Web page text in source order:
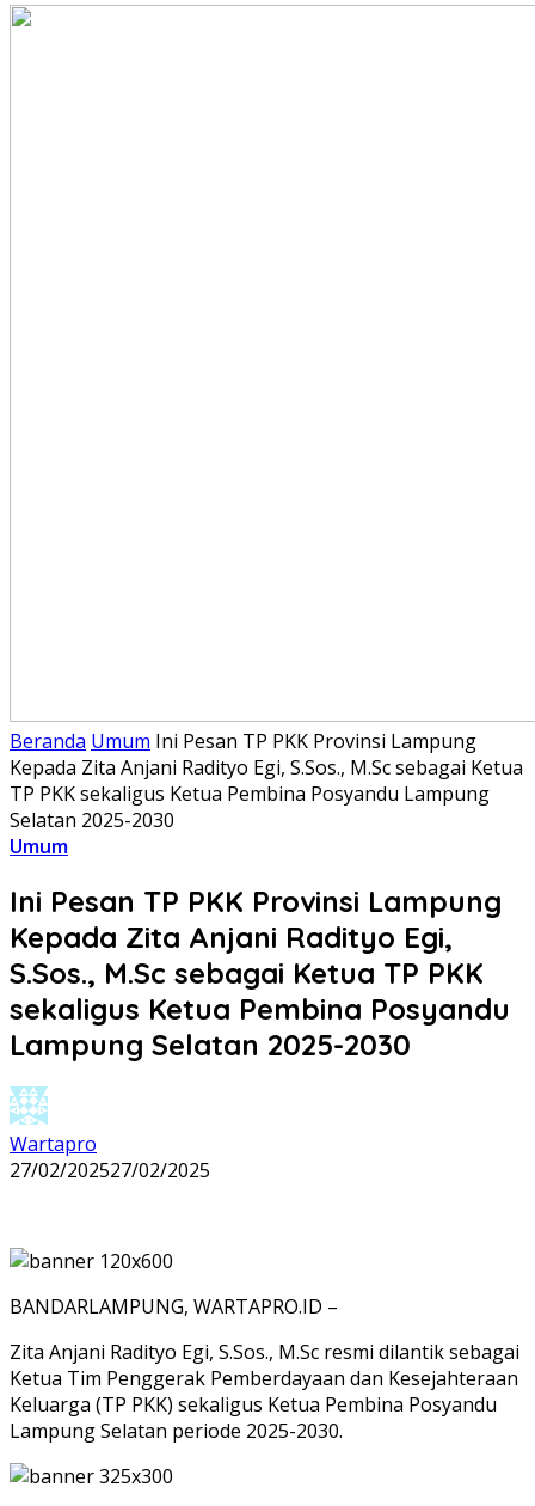
Beranda Umum Ini Pesan TP PKK Provinsi Lampung
Kepada Zita Anjani Radityo Egi, S.Sos., M.Sc sebagai Ketua
TP PKK sekaligus Ketua Pembina Posyandu Lampung
Selatan 2025-2030
Umum
Ini Pesan TP PKK Provinsi Lampung
Kepada Zita Anjani Radityo Egi,
S.Sos., M.Sc sebagai Ketua TP PKK
sekaligus Ketua Pembina Posyandu
Lampung Selatan 2025-2030
Wartapro
27/02/202527/02/2025
BANDARLAMPUNG, WARTAPRO.ID –
Zita Anjani Radityo Egi, S.Sos., M.Sc resmi dilantik sebagai
Ketua Tim Penggerak Pemberdayaan dan Kesejahteraan
Keluarga (TP PKK) sekaligus Ketua Pembina Posyandu
Lampung Selatan periode 2025-2030.